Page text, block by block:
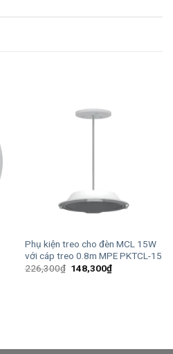
Phụ kiện treo cho đèn MCL 15W
với cáp treo 0.8m MPE PKTCL-15
226,300₫ Giá
148,300₫Giá
hiện